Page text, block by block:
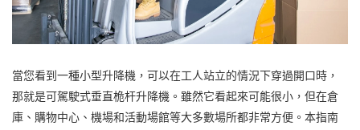
當您看到一種小型升降機，可以在工人站立的情況下穿過開口時，
那就是可駕駛式垂直桅杆升降機。雖然它看起來可能很小，但在倉
庫、購物中心、機場和活動場館等大多數場所都非常方便。本指南